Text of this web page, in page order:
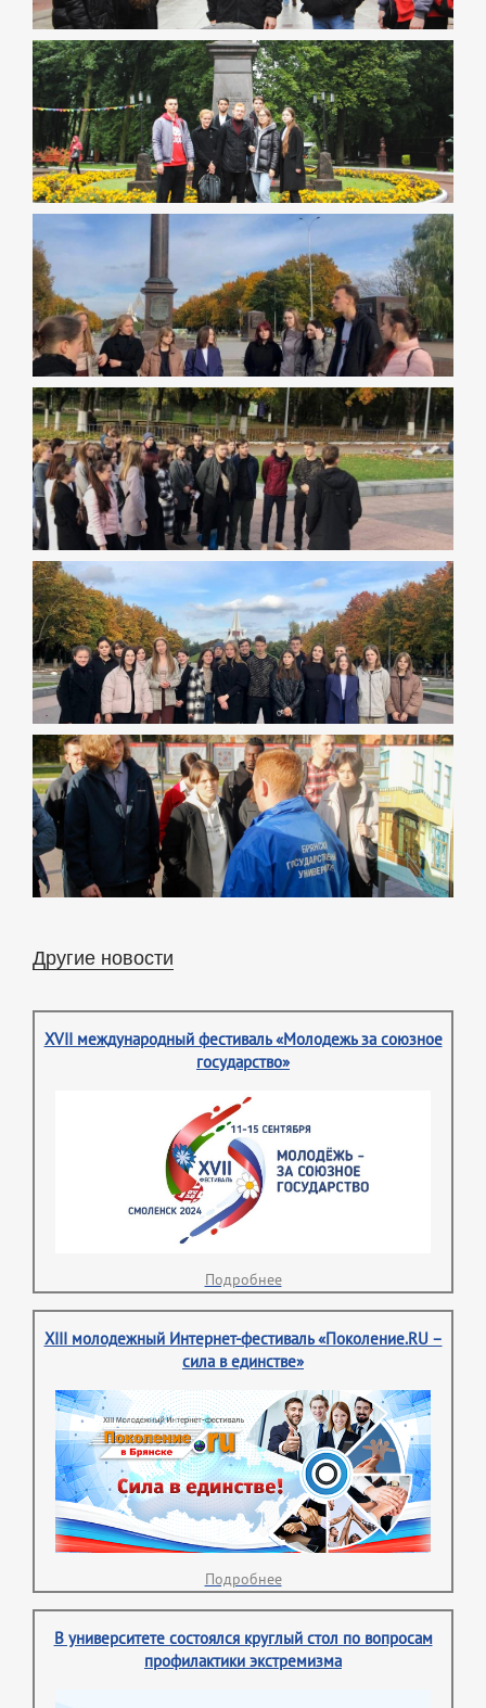
Другие новости
XVII международный фестиваль «Молодежь за союзное
государство»
Подробнее
XIII молодежный Интернет-фестиваль «Поколение.RU –
сила в единстве»
Подробнее
В университете состоялся круглый стол по вопросам
профилактики экстремизма